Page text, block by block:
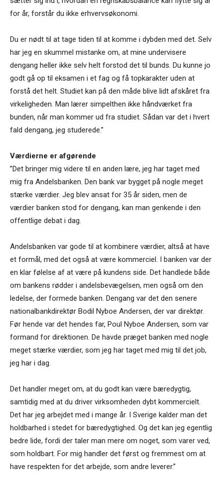
for år, forstår du ikke erhvervsøkonomi.
Du er nødt til at tage tiden til at komme i dybden med det. Selv
har jeg en skummel mistanke om, at mine undervisere
dengang heller ikke selv helt forstod det til bunds. Du kunne jo
godt gå op til eksamen i et fag og få topkarakter uden at
forstå det helt. Studiet kan på den måde blive lidt afskåret fra
virkeligheden. Man lærer simpelthen ikke håndværket fra
bunden, når man kommer ud fra studiet. Sådan var det i hvert
fald dengang, jeg studerede.”
Værdierne er afgørende
”Det bringer mig videre til en anden lære, jeg har taget med
mig fra Andelsbanken. Den bank var bygget på nogle meget
stærke værdier. Jeg blev ansat for 35 år siden, men de
værdier banken stod for dengang, kan man genkende i den
offentlige debat i dag.
Andelsbanken var gode til at kombinere værdier, altså at have
et formål, med det også at være kommerciel. I banken var der
en klar følelse af at være på kundens side. Det handlede både
om bankens rødder i andelsbevægelsen, men også om den
ledelse, der formede banken. Dengang var det den senere
nationalbankdirektør Bodil Nyboe Andersen, der var direktør.
Før hende var det hendes far, Poul Nyboe Andersen, som var
formand for direktionen. De havde præget banken med nogle
meget stærke værdier, som jeg har taget med mig til det job,
jeg har i dag.
Det handler meget om, at du godt kan være bæredygtig,
samtidig med at du driver virksomheden dybt kommercielt.
Det har jeg arbejdet med i mange år. I Sverige kalder man det
holdbarhed i stedet for bæredygtighed. Og det kan jeg egentlig
bedre lide, fordi der taler man mere om noget, som varer ved,
som holdbart. For mig handler det først og fremmest om at
have respekten for det arbejde, som andre leverer.”